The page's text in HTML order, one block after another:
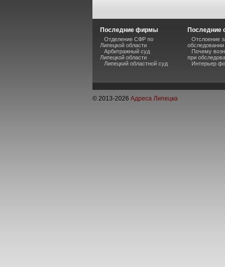
Последние фирмы
Отделение СФР по
Липецкой области
Арбитражный суд
Липецкой области
Липецкий областной суд
Последние
Отслоение
обследовании
Почему
при
Интерьер
© 2013-2026 Адреса Липецка